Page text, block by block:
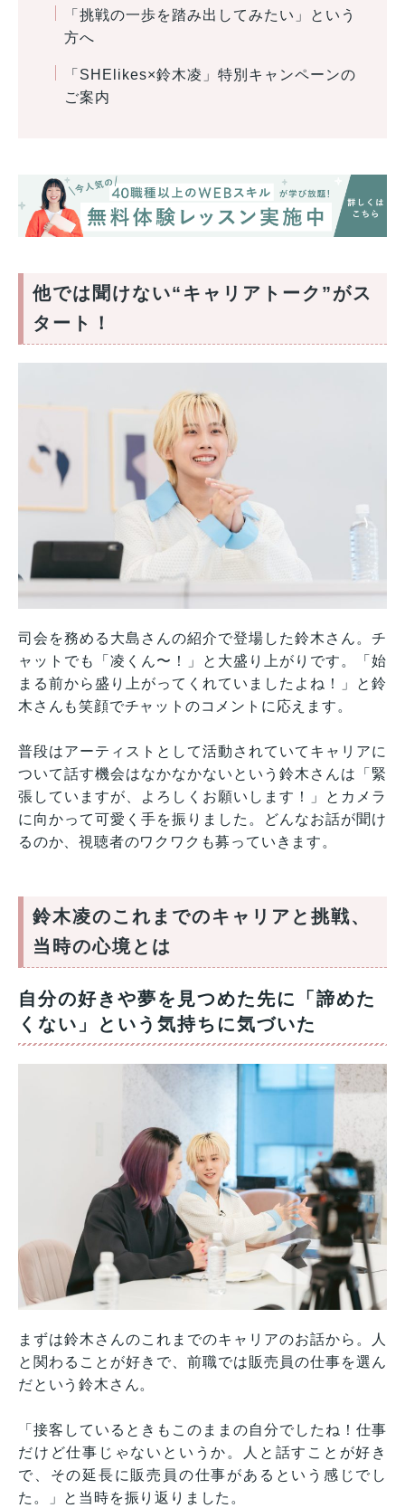
「挑戦の一歩を踏み出してみたい」という
方へ
「SHElikes×鈴木凌」特別キャンペーンの
ご案内
他では聞けない“キャリアトーク”がス
タート！
司会を務める大島さんの紹介で登場した鈴木さん。チ
ャットでも「凌くん〜！」と大盛り上がりです。「始
まる前から盛り上がってくれていましたよね！」と鈴
木さんも笑顔でチャットのコメントに応えます。
普段はアーティストとして活動されていてキャリアに
ついて話す機会はなかなかないという鈴木さんは「緊
張していますが、よろしくお願いします！」とカメラ
に向かって可愛く手を振りました。どんなお話が聞け
るのか、視聴者のワクワクも募っていきます。
鈴木凌のこれまでのキャリアと挑戦、
当時の心境とは
自分の好きや夢を見つめた先に「諦めた
くない」という気持ちに気づいた
まずは鈴木さんのこれまでのキャリアのお話から。人
と関わることが好きで、前職では販売員の仕事を選ん
だという鈴木さん。
「接客しているときもこのままの自分でしたね！仕事
だけど仕事じゃないというか。人と話すことが好き
で、その延長に販売員の仕事があるという感じでし
た。」と当時を振り返りました。